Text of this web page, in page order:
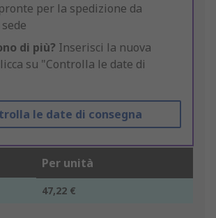
per la spedizione da
di più? Inserisci la nuova
su "Controlla le date di
le date di consegna
Per unità
47,22 €